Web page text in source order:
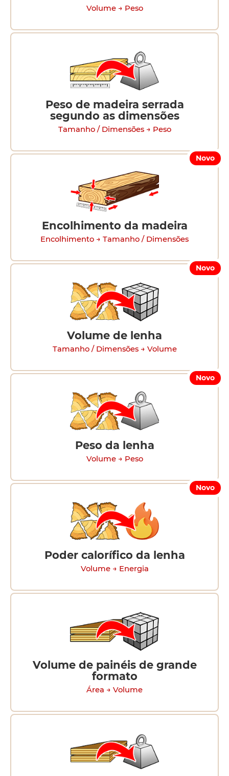
Volume → Peso
Peso de madeira serrada
segundo as dimensões
Tamanho / Dimensões → Peso
Novo
Encolhimento da madeira
Encolhimento → Tamanho / Dimensões
Novo
Volume de lenha
Tamanho / Dimensões → Volume
Novo
Peso da lenha
Volume → Peso
Novo
Poder calorífico da lenha
Volume → Energia
Volume de painéis de grande
formato
Área → Volume